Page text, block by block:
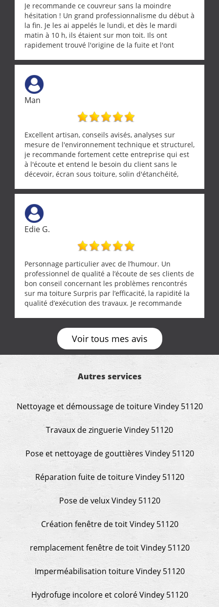
Je recommande ce couvreur sans la moindre
hésitation ! Un grand professionnalisme du début à
la fin. Je les ai appelés le lundi, et dès le mardi
matin à 10 h, ils étaient sur mon toit. Ils ont
rapidement trouvé l'origine de la fuite et l'ont
Une équipe sérieuse, réactive et compétente. C'est
vraiment rassurant de pouvoir compter sur des
artisans aussi professionnels. Merci encore !
Man
Excellent artisan, conseils avisés, analyses sur
mesure de l'environnement technique et structurel,
je recommande fortement cette entreprise qui est
à l'écoute et entend le besoin du client sans le
décevoir, écran sous toiture, solin d'étanchéité,
récupérateur d'eau, tout a été parfaitement mis en
œuvre sans besoin d'y revenir. confiance assurée.
Edie G.
Personnage particulier avec de l’humour. Un
professionnel de qualité a l’écoute de ses clients de
bon conseil concernant les problèmes rencontrés
sur ma toiture Surpris par l’efficacité, la rapidité la
qualité d’exécution des travaux. Je recommande
Voir tous mes avis
Autres services
Nettoyage et démoussage de toiture Vindey 51120
Travaux de zinguerie Vindey 51120
Pose et nettoyage de gouttières Vindey 51120
Réparation fuite de toiture Vindey 51120
Pose de velux Vindey 51120
Création fenêtre de toit Vindey 51120
remplacement fenêtre de toit Vindey 51120
Imperméabilisation toiture Vindey 51120
Hydrofuge incolore et coloré Vindey 51120